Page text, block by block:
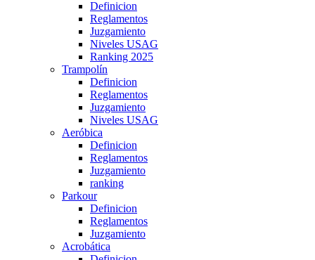
Definicion
Reglamentos
Juzgamiento
Niveles USAG
Ranking 2025
Trampolín
Definicion
Reglamentos
Juzgamiento
Niveles USAG
Aeróbica
Definicion
Reglamentos
Juzgamiento
ranking
Parkour
Definicion
Reglamentos
Juzgamiento
Acrobática